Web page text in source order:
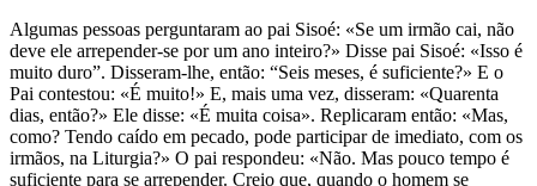
Algumas pessoas perguntaram ao pai Sisoé: «Se um irmão cai, não
deve ele arrepender-se por um ano inteiro?» Disse pai Sisoé: «Isso é
muito duro”. Disseram-lhe, então: “Seis meses, é suficiente?» E o
Pai contestou: «É muito!» E, mais uma vez, disseram: «Quarenta
dias, então?» Ele disse: «É muita coisa». Replicaram então: «Mas,
como? Tendo caído em pecado, pode participar de imediato, com os
irmãos, na Liturgia?» O pai respondeu: «Não. Mas pouco tempo é
suficiente para se arrepender. Creio que, quando o homem se